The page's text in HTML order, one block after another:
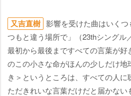
又吉直樹 影響を受けた曲はいく
つもと違う場所で」（23thシングル
最初から最後まですべての言葉が
のこの小さな命がほんの少しだけ
き＞というところは、すべての人に
ただきれいな言葉だけだと届かない